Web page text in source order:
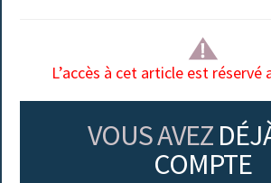
L’accès à cet article est réservé
VOUS AVEZ
COMPTE